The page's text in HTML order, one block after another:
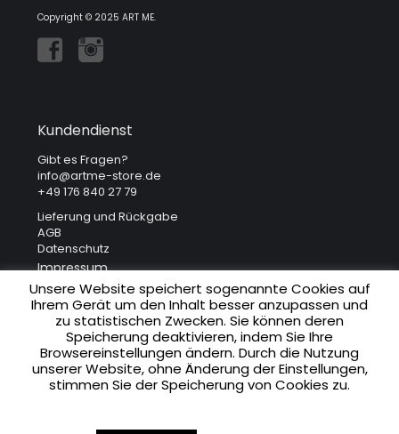
Copyright © 2025 ART ME.
Kundendienst
Gibt es Fragen?
info@artme-store.de
+49 176 840 27 79
Lieferung und Rückgabe
AGB
Datenschutz
Impressum
Unsere Adresse
ART ME. Art Gallery
Krakowska 41
31-066 Krakau (Polen)
Unsere Website speichert sogenannte Cookies auf
Ihrem Gerät um den Inhalt besser anzupassen und
zu statistischen Zwecken. Sie können deren
Speicherung deaktivieren, indem Sie Ihre
Browsereinstellungen ändern. Durch die Nutzung
unserer Website, ohne Änderung der Einstellungen,
stimmen Sie der Speicherung von Cookies zu.